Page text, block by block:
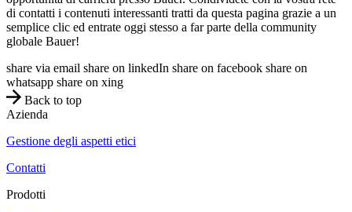
di contatti i contenuti interessanti tratti da questa pagina grazie a un
semplice clic ed entrate oggi stesso a far parte della community
globale Bauer!
share via email share on linkedIn share on facebook share on
whatsapp share on xing
Back to top
Azienda
Gestione degli aspetti etici
Contatti
Prodotti